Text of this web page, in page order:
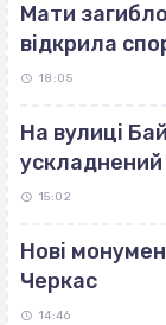
Мати
відкрила
18:05
На вулиці
ускладнений
15:02
Нові
Черкас
14:46